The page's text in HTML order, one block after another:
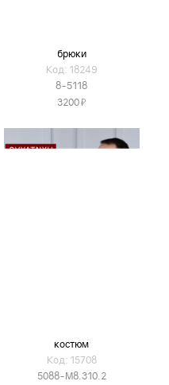
брюки
Код: 18249
8-5118
3200Я
костюм
Код: 15708
5088-М8.310.2